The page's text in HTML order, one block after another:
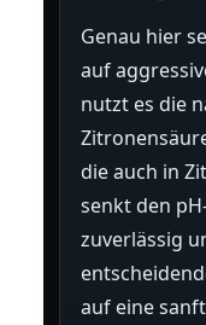
Genau hier
auf
nutzt es die
die auch in
senkt den
zuverlässig
auf eine